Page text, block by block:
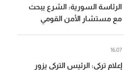
الرئاسة السورية: الشرع يبحث
مع مستشار الأمن القومي
إعلام تركي: الرئيس التركي يزور
16:07